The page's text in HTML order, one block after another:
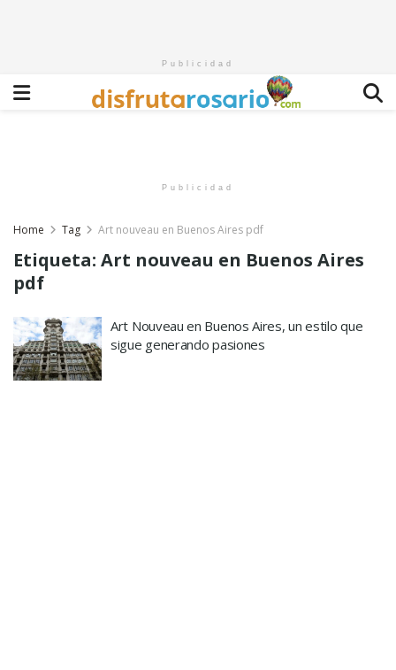
Publicidad
Publicidad
Home Tag Art nouveau en Buenos Aires pdf
Etiqueta: Art nouveau en Buenos Aires
pdf
Art Nouveau en Buenos Aires, un estilo que
sigue generando pasiones